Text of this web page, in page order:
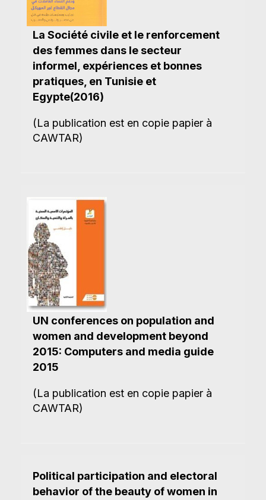
La Société civile et le renforcement
des femmes dans le secteur
informel, expériences et bonnes
pratiques, en Tunisie et
Egypte(2016)
(La publication est en copie papier à
CAWTAR)
UN conferences on population and
women and development beyond
2015: Computers and media guide
2015
(La publication est en copie papier à
CAWTAR)
Political participation and electoral
behavior of the beauty of women in